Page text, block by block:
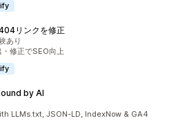
リンクを修正
件
あり
修正でSEO向上
by AI
件
LLMs.txt, JSON-LD, IndexNow & GA4